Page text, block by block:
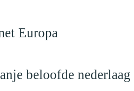
Europa
beloofde nederlaag